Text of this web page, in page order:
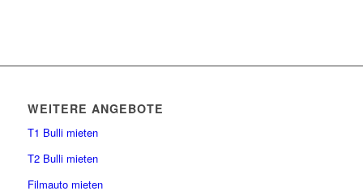
WEITERE ANGEBOTE
T1 Bulli mieten
T2 Bulli mieten
Filmauto mieten